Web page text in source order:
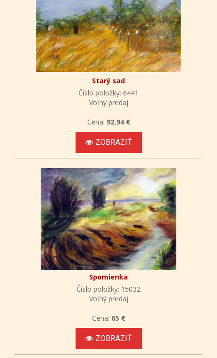
Starý sad
Číslo položky: 6441
Voľný predaj
Cena: 92,94 €
ZOBRAZIŤ
Spomienka
Číslo položky: 15032
Voľný predaj
Cena: 65 €
ZOBRAZIŤ